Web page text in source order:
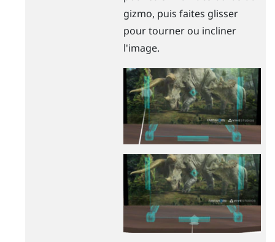
gizmo, puis faites glisser
pour tourner ou incliner
l'image.